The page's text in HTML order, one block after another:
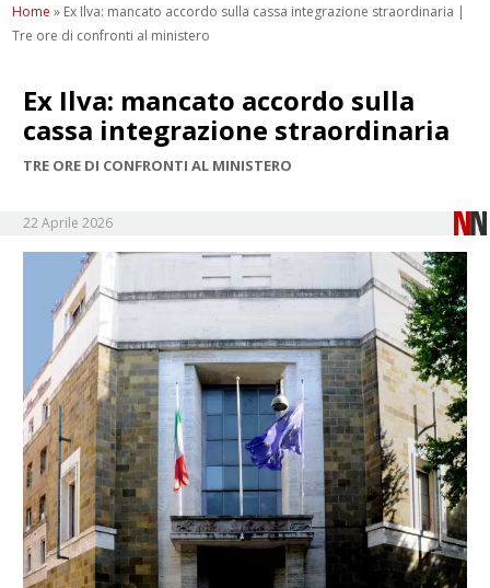
Home » Ex Ilva: mancato accordo sulla cassa integrazione straordinaria |
Tre ore di confronti al ministero
Ex Ilva: mancato accordo sulla
cassa integrazione straordinaria
TRE ORE DI CONFRONTI AL MINISTERO
22 Aprile 2026